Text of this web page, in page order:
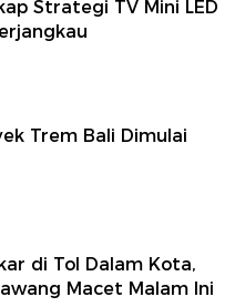
Strategi TV Mini LED
Trem Bali Dimulai
di Tol Dalam Kota,
Macet Malam Ini